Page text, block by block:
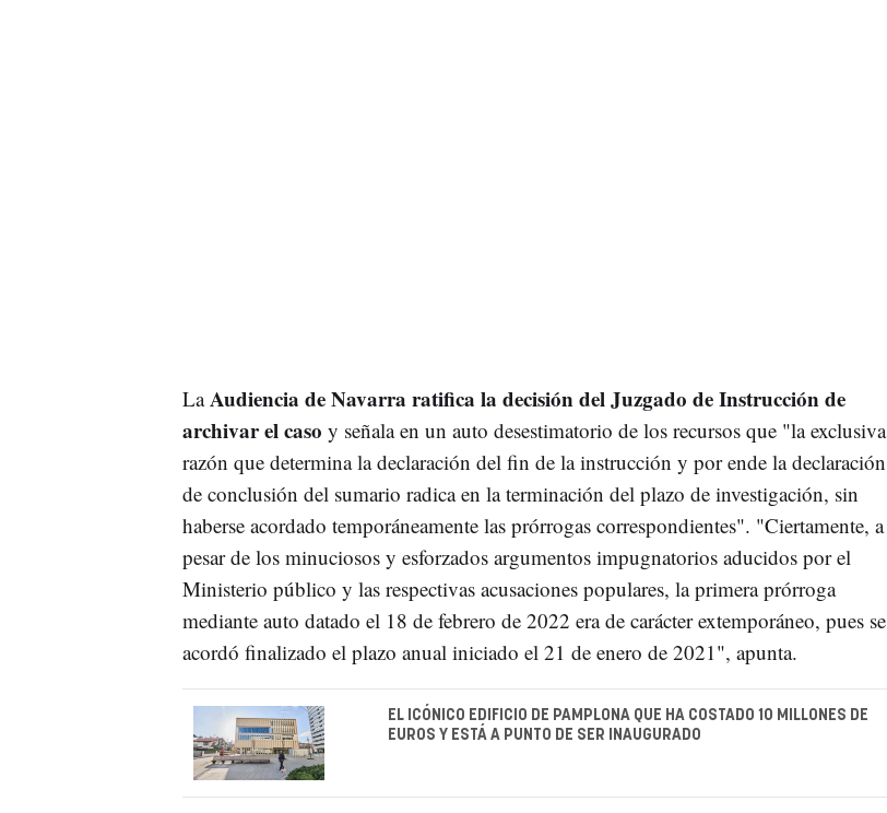
LaAudiencia de Navarra ratifica la decisión del Juzgado de Instrucción de
archivar el caso y señala en un auto desestimatorio de los recursos que "la exclusiva
razón que determina la declaración del fin de la instrucción y por ende la declaración
de conclusión del sumario radica en la terminación del plazo de investigación, sin
haberse acordado temporáneamente las prórrogas correspondientes". "Ciertamente, a
pesar de los minuciosos y esforzados argumentos impugnatorios aducidos por el
Ministerio público y las respectivas acusaciones populares, la primera prórroga
mediante auto datado el 18 de febrero de 2022 era de carácter extemporáneo, pues se
acordó finalizado el plazo anual iniciado el 21 de enero de 2021", apunta.
EL ICÓNICO EDIFICIO DE PAMPLONA QUE HA COSTADO 10 MILLONES DE
EUROS Y ESTÁ A PUNTO DE SER INAUGURADO